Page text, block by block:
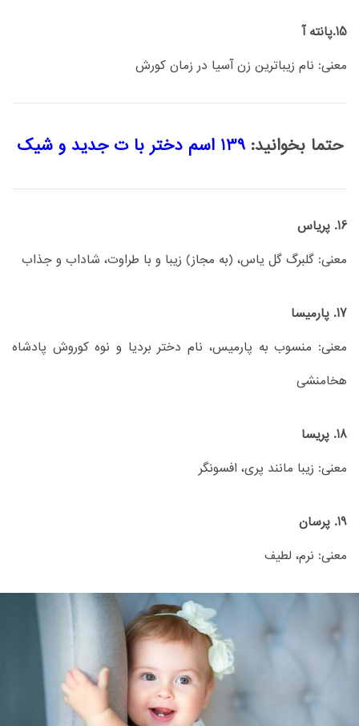
15.پانته آ
معنی: نام زیباترین زن آسیا در زمان کورش
حتما بخوانید:139 اسم دختر با ت جدید و شیک
16. پریاس
معنی: گلبرگ گل یاس، (به مجاز) زيبا و با طراوت، شاداب و جذاب
17. پارمیسا
معنی: منسوب به پارمیس، نام دختر بردیا و نوه کوروش پادشاه
هخامنشی
18. پریسا
معنی: زیبا مانند پری، افسونگر
19. پرسان
معنی: نرم، لطیف